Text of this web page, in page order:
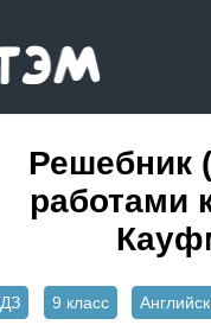
Решебник
работами
9 класс